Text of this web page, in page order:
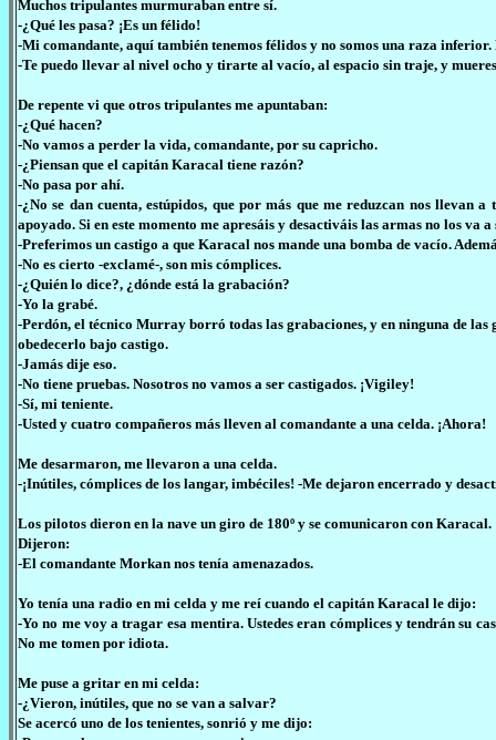
Muchos tripulantes murmuraban entre sí.
-¿Qué les pasa? ¡Es un félido!
-Mi comandante, aquí también tenemos félidos y no somos una raza
-Te puedo llevar al nivel ocho y tirarte al vacío, al espacio sin traje, y
De repente vi que otros tripulantes me apuntaban:
-¿Qué hacen?
-No vamos a perder la vida, comandante, por su capricho.
-¿Piensan que el capitán Karacal tiene razón?
-No pasa por ahí.
-¿No se dan cuenta, estúpidos, que por más que me reduzcan nos llevan
apoyado. Si en este momento me apresáis y desactiváis las armas no los va
-Preferimos un castigo a que Karacal nos mande una bomba de vacío.
-No es cierto -exclamé-, son mis cómplices.
-¿Quién lo dice?, ¿dónde está la grabación?
-Yo la grabé.
-Perdón, el técnico Murray borró todas las grabaciones, y en ninguna de
obedecerlo bajo castigo.
-Jamás dije eso.
-No tiene pruebas. Nosotros no vamos a ser castigados. ¡Vigiley!
-Sí, mi teniente.
-Usted y cuatro compañeros más lleven al comandante a una celda. ¡Ahora!
Me desarmaron, me llevaron a una celda.
-¡Inútiles, cómplices de los langar, imbéciles! -Me dejaron encerrado y
Los pilotos dieron en la nave un giro de 180º y se comunicaron con Karacal.
Dijeron:
-El comandante Morkan nos tenía amenazados.
Yo tenía una radio en mi celda y me reí cuando el capitán Karacal le dijo:
-Yo no me voy a tragar esa mentira. Ustedes eran cómplices y tendrán su
No me tomen por idiota.
Me puse a gritar en mi celda:
-¿Vieron, inútiles, que no se van a salvar?
Se acercó uno de los tenientes, sonrió y me dijo: